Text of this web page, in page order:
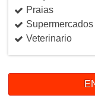
Praias
Supermercados
Veterinario